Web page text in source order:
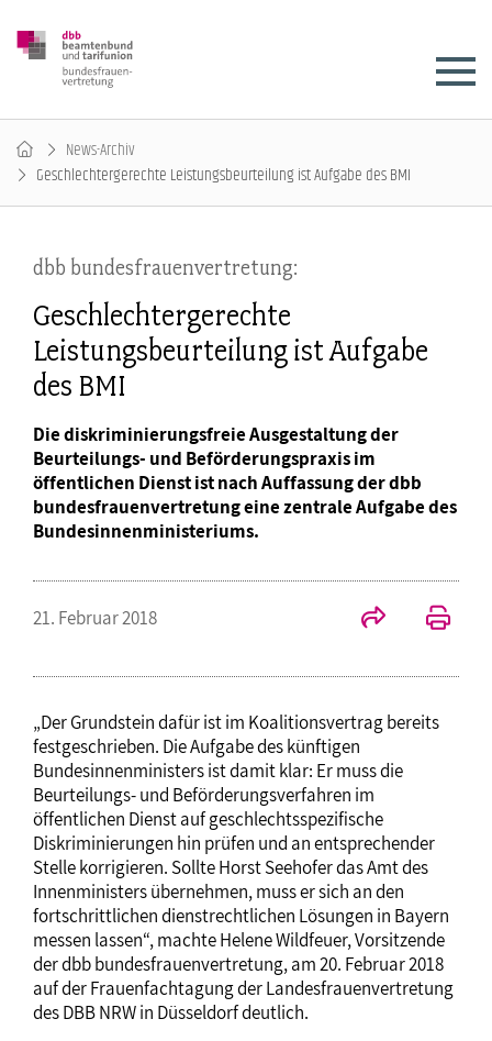
News-Archiv
Geschlechtergerechte Leistungsbeurteilung ist Aufgabe des BMI
dbb bundesfrauenvertretung:
Geschlechtergerechte
Leistungsbeurteilung ist Aufgabe
des BMI
Die diskriminierungsfreie Ausgestaltung der
Beurteilungs- und Beförderungspraxis im
öffentlichen Dienst ist nach Auffassung der dbb
bundesfrauenvertretung eine zentrale Aufgabe des
Bundesinnenministeriums.
21. Februar 2018
„Der Grundstein dafür ist im Koalitionsvertrag bereits
festgeschrieben. Die Aufgabe des künftigen
Bundesinnenministers ist damit klar: Er muss die
Beurteilungs- und Beförderungsverfahren im
öffentlichen Dienst auf geschlechtsspezifische
Diskriminierungen hin prüfen und an entsprechender
Stelle korrigieren. Sollte Horst Seehofer das Amt des
Innenministers übernehmen, muss er sich an den
fortschrittlichen dienstrechtlichen Lösungen in Bayern
messen lassen“, machte Helene Wildfeuer, Vorsitzende
der dbb bundesfrauenvertretung, am 20. Februar 2018
auf der Frauenfachtagung der Landesfrauenvertretung
des DBB NRW in Düsseldorf deutlich.